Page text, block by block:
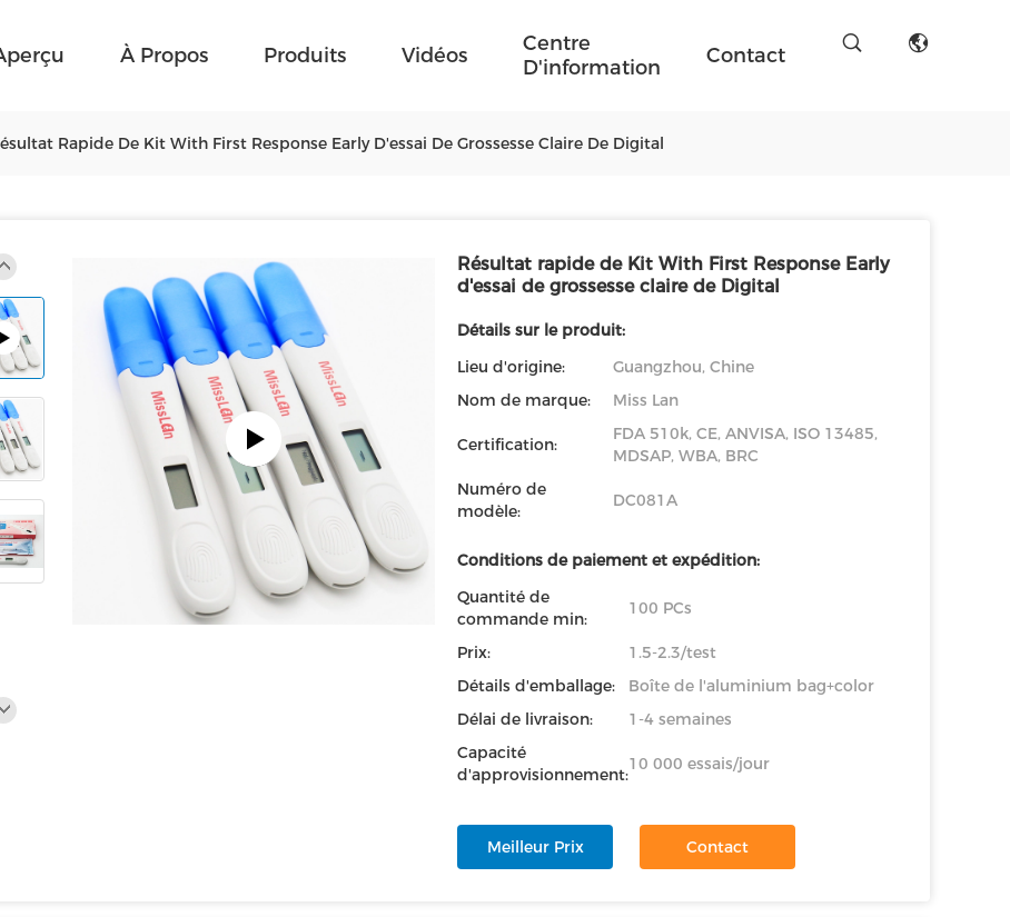
À Propos Produits Vidéos
Centre
D'information
Contact
Rapide De Kit With First Response Early D'essai De Grossesse Claire De Digital
Résultat rapide de Kit With First Response Early
d'essai de grossesse claire de Digital
Détails sur le produit:
Lieu d'origine:
Guangzhou, Chine
Nom de marque:
Miss Lan
Certification:
FDA 510k, CE, ANVISA, ISO 13485,
MDSAP, WBA, BRC
Numéro de
modèle:
DC081A
Conditions de paiement et expédition:
Quantité de
commande min:
100 PCs
Prix:
1.5-2.3/test
Détails d'emballage:
Boîte de l'aluminium bag+color
Délai de livraison:
1-4 semaines
Capacité
d'approvisionnement:
10 000 essais/jour
Meilleur Prix Contact